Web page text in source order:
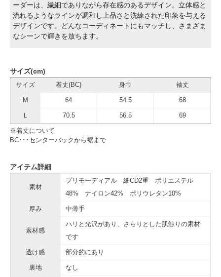
ーダーは、繊細でありながら存在感のあるデザイン。立体感と
流れるようなラインが調和し上品さと洗練された印象を与える
デザインです。どんなコーディネートにもマッチし、さまざま
なシーンで輝きを放ちます。
サイズ(cm)
サイズ 着丈(BC) 身巾 袖丈
M 64 54.5 68
Ｌ 70.5 56.5 69
※着丈について
BC･･･センターバックから裾まで
アイテム詳細
素材
プリモーディアル 細CD2重 ポリエステル
48% ナイロン42% ポリウレタン10%
厚み 中薄手
素材感
ハリと光沢があり、さらりとした肌触りの素材
です
透け感 部分的にあり
裏地 なし